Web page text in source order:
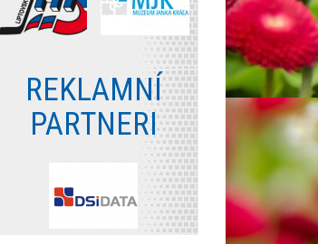
REKLAMNÍ
PARTNERI